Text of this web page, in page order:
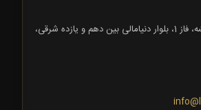
تهران، شهرک اندیشه، فاز 1، بلوار دنیامالی بین دهم و یازده شرقی،